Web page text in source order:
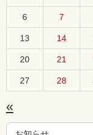
6 7
13 14
20 21
27 28
«